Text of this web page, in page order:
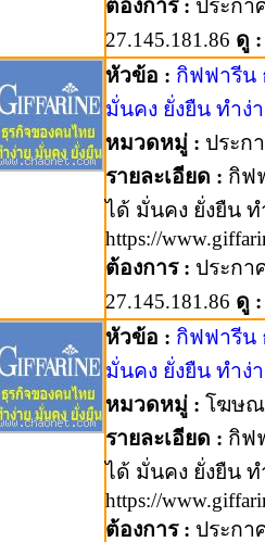
ต้องการ : ประก
27.145.181.86 ดู :
หัวข้อ : กิฟฟารีน
มั่นคง ยั่งยืน ทำง่
หมวดหมู่ : ประก
รายละเอียด : กิฟ
ได้ มั่นคง ยั่งยืน
https://
ต้องการ : ประก
27.145.181.86 ดู :
หัวข้อ : กิฟฟารีน
มั่นคง ยั่งยืน ทำง่
หมวดหมู่ : โฆษณ
รายละเอียด : กิฟ
ได้ มั่นคง ยั่งยืน
https://
ต้องการ : ประก